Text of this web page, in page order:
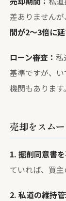
差ありません
間が2〜3倍に
ローン審査： 私
基準ですが、
機関もあります。
売却をスム
1. 掘削同意書
ていれば、買主
2. 私道の維持